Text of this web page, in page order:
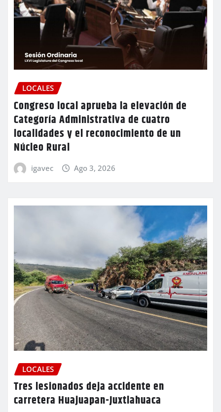
LOCALES
Congreso local aprueba la elevación de
Categoría Administrativa de cuatro
localidades y el reconocimiento de un
Núcleo Rural
igavec Ago 3, 2026
LOCALES
Tres lesionados deja accidente en
carretera Huajuapan-Juxtlahuaca